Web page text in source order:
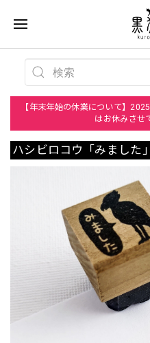
【年末年始の休業について】
はお休みさせ
ハシビロコウ「みました」